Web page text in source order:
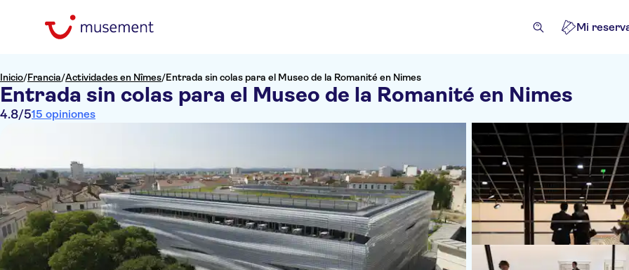
Mi
Inicio/Francia/Actividades en Nîmes/Entrada sin colas para el Museo de la Romanité en Nimes
Entrada sin colas para el Museo de la Romanité en Nimes
4.8/515 opiniones